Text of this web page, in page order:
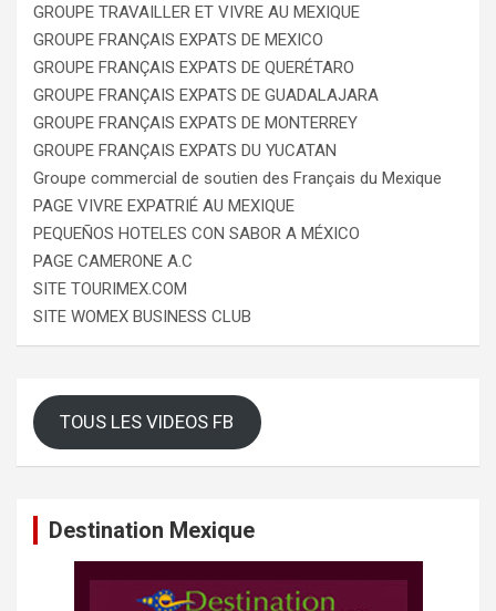
GROUPE TRAVAILLER ET VIVRE AU MEXIQUE
GROUPE FRANÇAIS EXPATS DE MEXICO
GROUPE FRANÇAIS EXPATS DE QUERÉTARO
GROUPE FRANÇAIS EXPATS DE GUADALAJARA
GROUPE FRANÇAIS EXPATS DE MONTERREY
GROUPE FRANÇAIS EXPATS DU YUCATAN
Groupe commercial de soutien des Français du Mexique
PAGE VIVRE EXPATRIÉ AU MEXIQUE
PEQUEÑOS HOTELES CON SABOR A MÉXICO
PAGE CAMERONE A.C
SITE TOURIMEX.COM
SITE WOMEX BUSINESS CLUB
TOUS LES VIDEOS FB
Destination Mexique